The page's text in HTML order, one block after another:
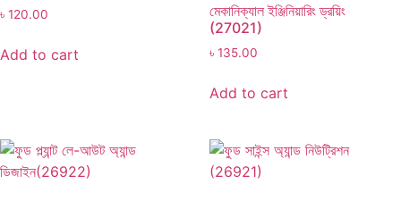
৳ 120.00
Add to cart
মেকানিক্যাল ইঞ্জিনিয়ারিং ড্রয়িং
(27021)
৳ 135.00
Add to cart